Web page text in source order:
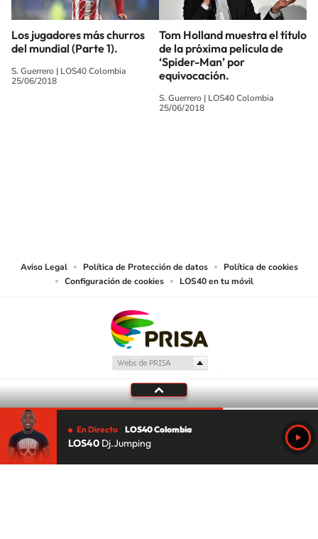
Los jugadores más churros
del mundial (Parte 1).
S. Guerrero | LOS40 Colombia
25/06/2018
Tom Holland muestra el título
de la próxima película de
‘Spider-Man’ por
equivocación.
S. Guerrero | LOS40 Colombia
25/06/2018
Aviso Legal Política de Protección de datos
Política de cookies
Configuración de cookies
LOS40 en tu móvil
En Directo LOS40 Colombia
LOS40 Dj.Jumping